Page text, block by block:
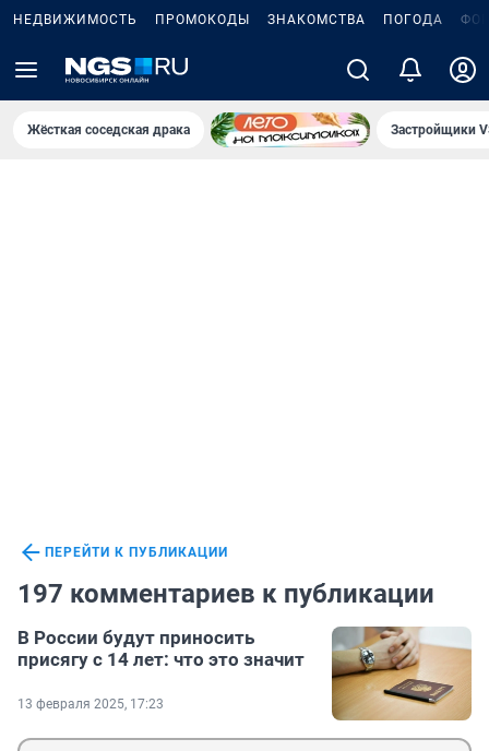
НЕДВИЖИМОСТЬ ПРОМОКОДЫ ЗНАКОМСТВА ПОГОДА
Жёсткая соседская драка Застройщики
ПЕРЕЙТИ К ПУБЛИКАЦИИ
197 комментариев к публикации
В России будут приносить
присягу с 14 лет: что это значит
13 февраля 2025, 17:23